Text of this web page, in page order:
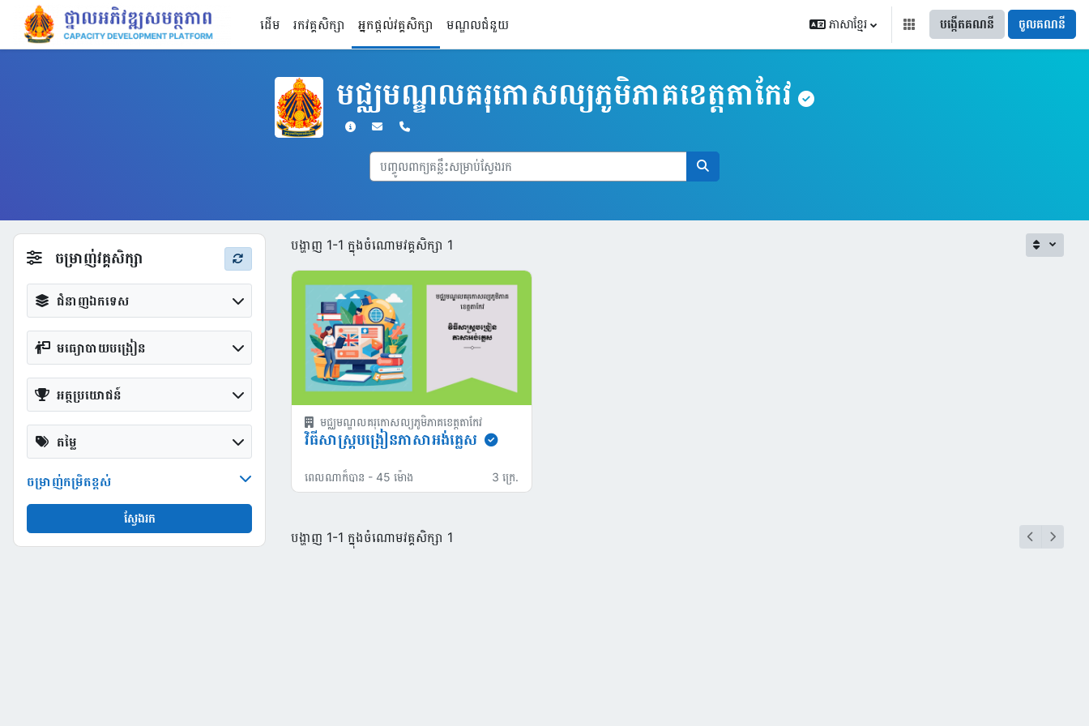
រំលងទៅកាន់មាតិកាមេ
ដើម
រកវគ្គសិក្សា អ្នកផ្តល់វគ្គសិក្សា មណ្ឌលជំនួយ ភាសាខ្មែរ បង្កើតគណនី ចូលគណនី
មជ្ឈមណ្ឌលគរុកោសល្យភូមិភាគខេត្តតាកែវ
ចម្រាញ់វគ្គសិក្សា
ជំនាញឯកទេស
មធ្យោបាយបង្រៀន
អត្ថប្រយោជន៍
តម្លៃ
ចម្រាញ់កម្រិតខ្ពស់
ស្វែងរក
បង្ហាញ 1-1 ក្នុងចំណោមវគ្គសិក្សា 1
មជ្ឈមណ្ឌលគរុកោសល្យភូមិភាគខេត្តតាកែវ
វិធីសាស្ដ្របង្រៀនភាសាអង់គ្លេស
ពេលណាក៏បាន - 45 ម៉ោង 3 ក្រេ.
បង្ហាញ 1-1 ក្នុងចំណោមវគ្គសិក្សា 1